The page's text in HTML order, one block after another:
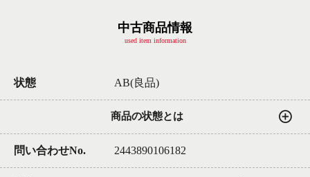
中古商品情報
used item information
状態 AB(良品)
商品の状態とは
問い合わせNo. 2443890106182